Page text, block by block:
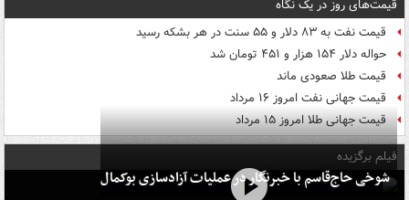
قیمت‌های روز در یک نگاه
قیمت نفت به ۸۳ دلار و ۵۵ سنت در هر بشکه رسید
حواله دلار ۱۵۴ هزار و ۴۵۱ تومان شد
قیمت طلا صعودی ماند
قیمت جهانی نفت امروز ۱۶ مرداد
قیمت جهانی طلا امروز ۱۵ مرداد
فیلم برگزیده
شوخی حاج‌قاسم با خبرنگار در عملیات آزادسازی بوکمال